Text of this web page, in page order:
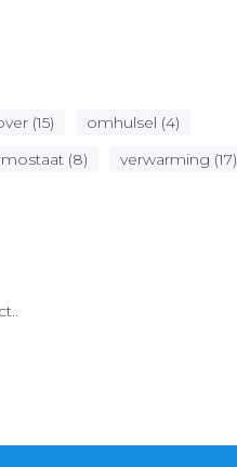
(15)
omhulsel (4)
(8) verwarming (17)